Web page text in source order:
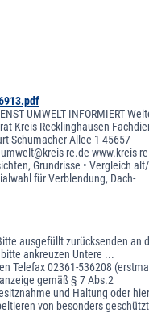
UMWELT INFORMIERT
Kreis Recklinghausen
Schumacher-Allee 1 45657
re.de www.kreis-
Grundrisse • Vergleich
für Verblendung, Dach-
ausgefüllt zurücksenden an
bitte ankreuzen Untere ...
Telefax 02361-536208
gemäß § 7 Abs.2
und Haltung oder
von besonders